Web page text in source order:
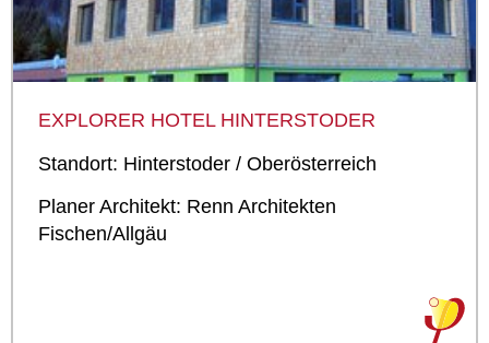
EXPLORER HOTEL HINTERSTODER
Standort: Hinterstoder / Oberösterreich
Planer Architekt: Renn Architekten
Fischen/Allgäu